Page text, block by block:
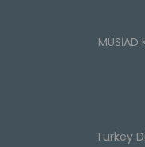
MÜSİAD
Turkey